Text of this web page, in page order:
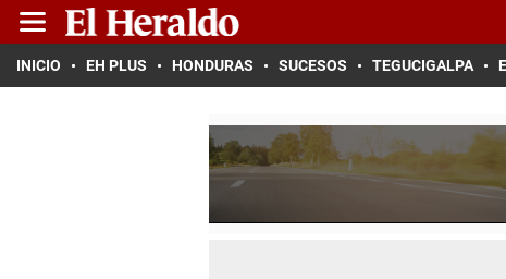
INICIO EH PLUS HONDURAS SUCESOS TEGUCIGALPA